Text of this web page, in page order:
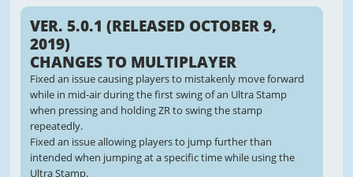
VER. 5.0.1 (RELEASED OCTOBER 9,
2019)
CHANGES TO MULTIPLAYER
Fixed an issue causing players to mistakenly move forward
while in mid-air during the first swing of an Ultra Stamp
when pressing and holding ZR to swing the stamp
repeatedly.
Fixed an issue allowing players to jump further than
intended when jumping at a specific time while using the
Ultra Stamp.